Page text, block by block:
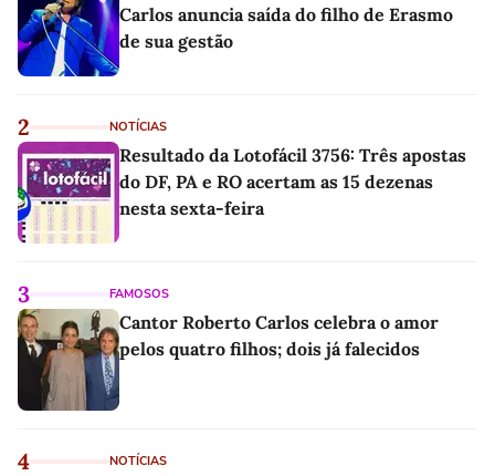
Carlos anuncia saída do filho de Erasmo
de sua gestão
2 NOTÍCIAS
Resultado da Lotofácil 3756: Três apostas
do DF, PA e RO acertam as 15 dezenas
nesta sexta-feira
3 FAMOSOS
Cantor Roberto Carlos celebra o amor
pelos quatro filhos; dois já falecidos
4 NOTÍCIAS